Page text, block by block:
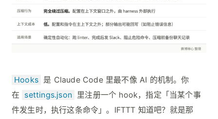
Hooks 是 Claude Code 里最不像 AI 的机制。你
在 settings.json 里注册一个 hook，指定「当某个事
件发生时，执行这条命令」。IFTTT 知道吧？就是那